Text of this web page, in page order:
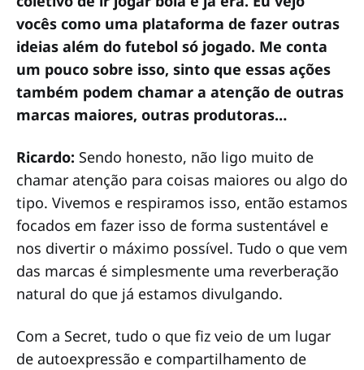
vocês como uma plataforma de fazer outras
ideias além do futebol só jogado. Me conta
um pouco sobre isso, sinto que essas ações
também podem chamar a atenção de outras
marcas maiores, outras produtoras…
Ricardo: Sendo honesto, não ligo muito de
chamar atenção para coisas maiores ou algo do
tipo. Vivemos e respiramos isso, então estamos
focados em fazer isso de forma sustentável e
nos divertir o máximo possível. Tudo o que vem
das marcas é simplesmente uma reverberação
natural do que já estamos divulgando.
Com a Secret, tudo o que fiz veio de um lugar
de autoexpressão e compartilhamento de